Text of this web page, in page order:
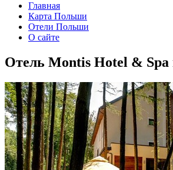
Главная
Карта Польши
Отели Польши
О сайте
Отель Montis Hotel & Spa